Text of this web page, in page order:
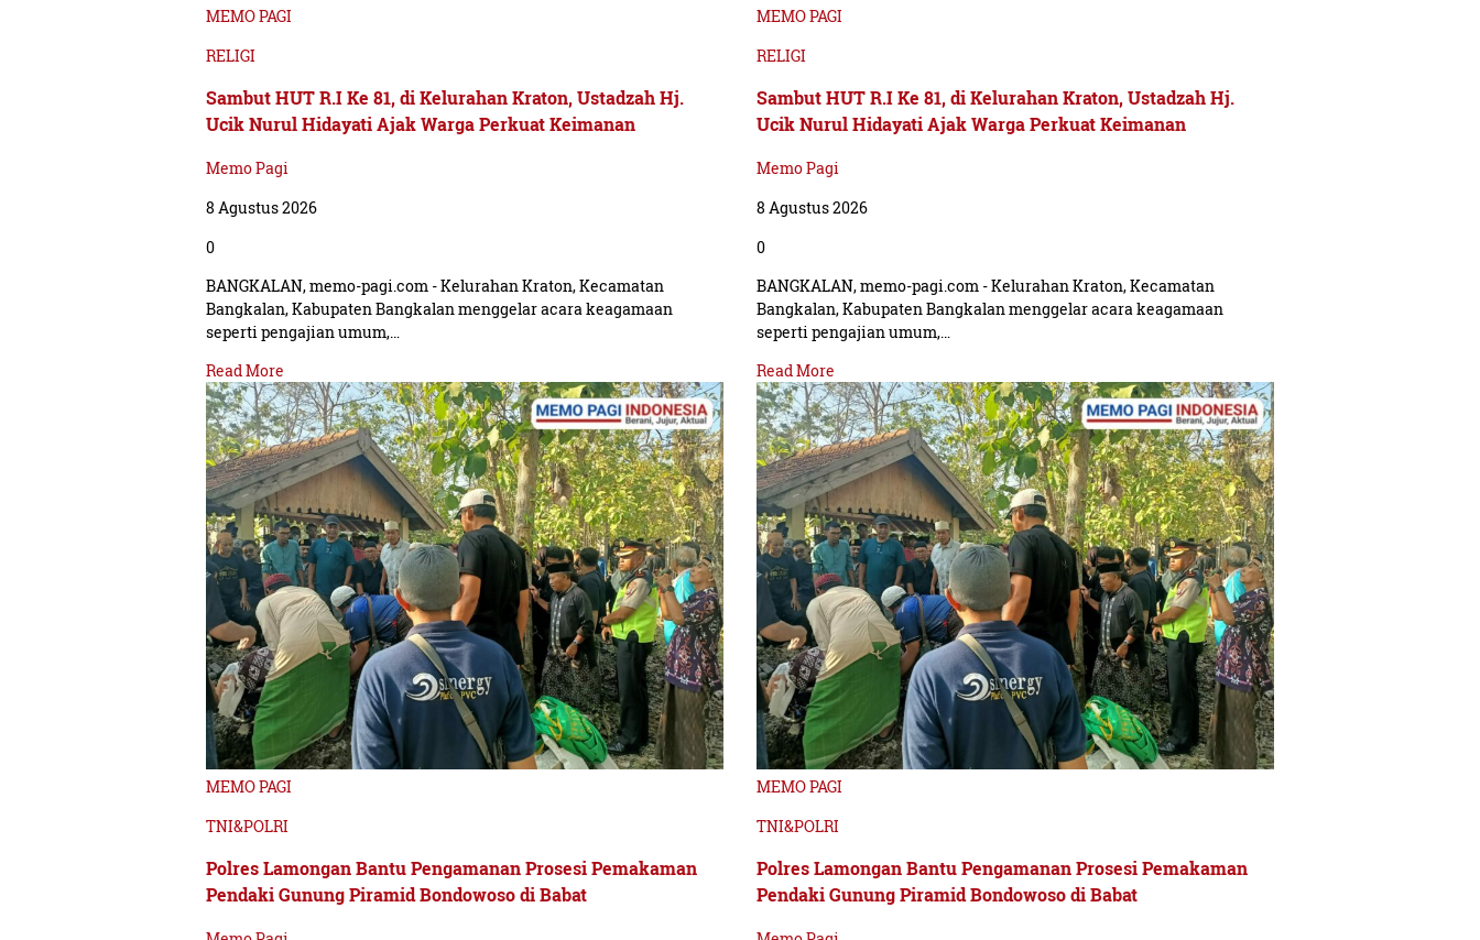
MEMO PAGI
RELIGI
Sambut HUT R.I Ke 81, di Kelurahan Kraton, Ustadzah Hj.
Ucik Nurul Hidayati Ajak Warga Perkuat Keimanan
Memo Pagi
8 Agustus 2026
0
BANGKALAN, memo-pagi.com - Kelurahan Kraton, Kecamatan
Bangkalan, Kabupaten Bangkalan menggelar acara keagamaan
seperti pengajian umum,…
Read More
MEMO PAGI
TNI&POLRI
Polres Lamongan Bantu Pengamanan Prosesi Pemakaman
Pendaki Gunung Piramid Bondowoso di Babat
MEMO PAGI
RELIGI
Sambut HUT R.I Ke 81, di Kelurahan Kraton, Ustadzah Hj.
Ucik Nurul Hidayati Ajak Warga Perkuat Keimanan
Memo Pagi
8 Agustus 2026
0
BANGKALAN, memo-pagi.com - Kelurahan Kraton, Kecamatan
Bangkalan, Kabupaten Bangkalan menggelar acara keagamaan
seperti pengajian umum,…
Read More
MEMO PAGI
TNI&POLRI
Polres Lamongan Bantu Pengamanan Prosesi Pemakaman
Pendaki Gunung Piramid Bondowoso di Babat